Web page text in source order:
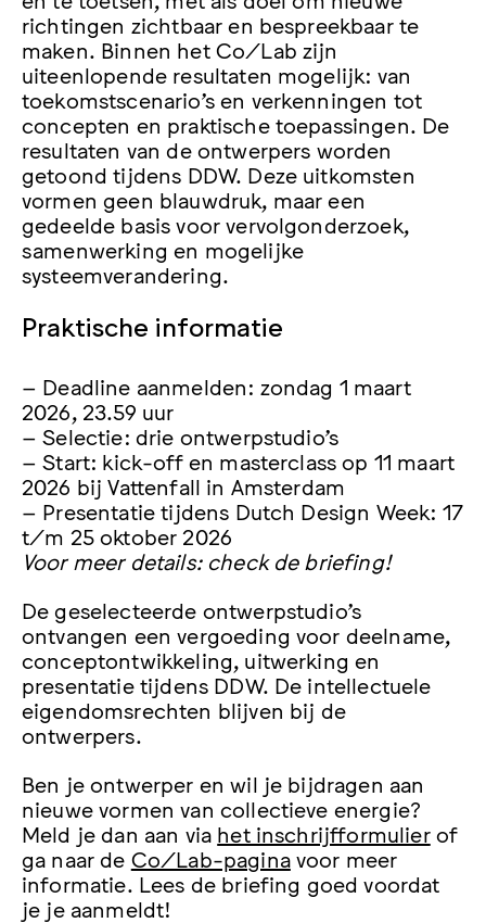
richtingen zichtbaar en bespreekbaar te
maken. Binnen het Co/Lab zijn
uiteenlopende resultaten mogelijk: van
toekomstscenario’s en verkenningen tot
concepten en praktische toepassingen. De
resultaten van de ontwerpers worden
getoond tijdens DDW. Deze uitkomsten
vormen geen blauwdruk, maar een
gedeelde basis voor vervolgonderzoek,
samenwerking en mogelijke
systeemverandering.
Praktische informatie
– Deadline aanmelden: zondag 1 maart
2026, 23.59 uur
– Selectie: drie ontwerpstudio’s
– Start: kick-off en masterclass op 11 maart
2026 bij Vattenfall in Amsterdam
– Presentatie tijdens Dutch Design Week: 17
t/m 25 oktober 2026
Voor meer details: check de briefing!
De geselecteerde ontwerpstudio’s
ontvangen een vergoeding voor deelname,
conceptontwikkeling, uitwerking en
presentatie tijdens DDW. De intellectuele
eigendomsrechten blijven bij de
ontwerpers.
Ben je ontwerper en wil je bijdragen aan
nieuwe vormen van collectieve energie?
Meld je dan aan via het inschrijfformulierof
ga naar de Co/Lab-paginavoor meer
informatie. Lees de briefing goed voordat
je je aanmeldt!